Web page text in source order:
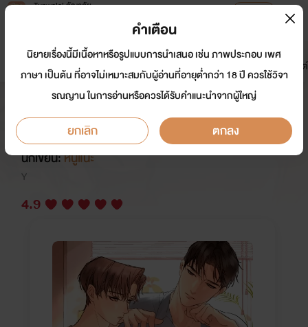
Tunwalai ธัญวลัย
หน้าแรก นิยาย อีบุ๊ก การ์ตูน
มาใหม่
ดรีมแชท ธัญลิสต์
เกิดใหม่ในร่างคนบ้าที่สามีไม่รัก
(mpreg)
นักเขียน:หนูแนะ
Y
4.9
คำเตือน
นิยายเรื่องนี้มีเนื้อหาหรือรูปแบบการนำเสนอ เช่น ภาพประกอบ เพศ
ภาษา เป็นต้น ที่อาจไม่เหมาะสมกับผู้อ่านที่อายุต่ำกว่า 18 ปี ควรใช้วิจา
รณญาน ในการอ่านหรือควรได้รับคำแนะนำจากผู้ใหญ่
ยกเลิก ตกลง